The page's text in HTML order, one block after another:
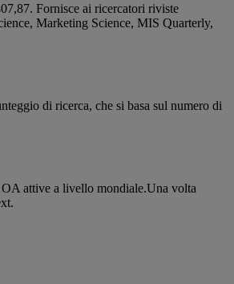
Fornisce ai ricercatori riviste
Marketing Science, MIS Quarterly,
di ricerca, che si basa sul numero di
attive a livello mondiale.Una volta